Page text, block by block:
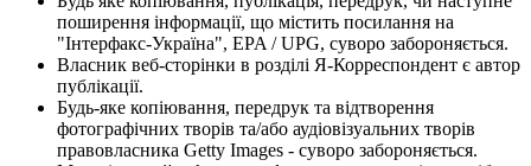
поширення інформації, що містить посилання на
"Інтерфакс-Україна", EPA / UPG, суворо забороняється.
Власник веб-сторінки в розділі Я-Корреспондент є автор
публікації.
Будь-яке копіювання, передрук та відтворення
фотографічних творів та/або аудіовізуальних творів
правовласника Getty Images - суворо забороняється.